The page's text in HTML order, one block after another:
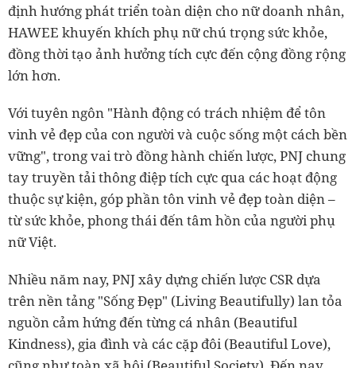
định hướng phát triển toàn diện cho nữ doanh nhân,
HAWEE khuyến khích phụ nữ chú trọng sức khỏe,
đồng thời tạo ảnh hưởng tích cực đến cộng đồng rộng
lớn hơn.
Với tuyên ngôn "Hành động có trách nhiệm để tôn
vinh vẻ đẹp của con người và cuộc sống một cách bền
vững", trong vai trò đồng hành chiến lược, PNJ chung
tay truyền tải thông điệp tích cực qua các hoạt động
thuộc sự kiện, góp phần tôn vinh vẻ đẹp toàn diện –
từ sức khỏe, phong thái đến tâm hồn của người phụ
nữ Việt.
Nhiều năm nay, PNJ xây dựng chiến lược CSR dựa
trên nền tảng "Sống Đẹp" (Living Beautifully) lan tỏa
nguồn cảm hứng đến từng cá nhân (Beautiful
Kindness), gia đình và các cặp đôi (Beautiful Love),